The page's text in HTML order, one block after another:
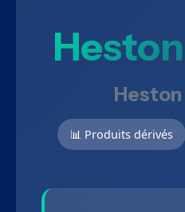
📊 Produits dérivés